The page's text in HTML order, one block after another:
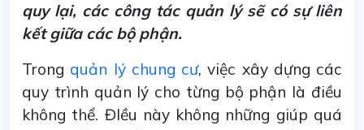
quy lại, các công tác quản lý sẽ có sự liên
kết giữa các bộ phận.
Trong quản lý chung cư, việc xây dựng các
quy trình quản lý cho từng bộ phận là điều
không thể. ĐIều này không những giúp quá